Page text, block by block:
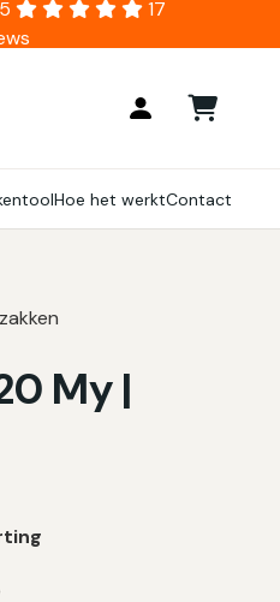
17
en omlaag te gaan
Hoe het werktContact
My |